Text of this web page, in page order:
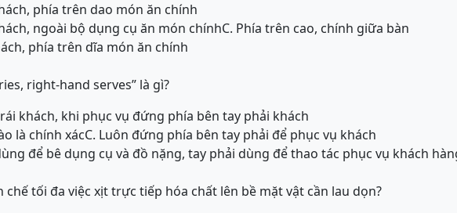
phía trên dao món ăn chính
ngoài bộ dụng cụ ăn món chínhC. Phía trên cao, chính giữa bàn
phía trên dĩa món ăn chính
right-hand serves” là gì?
khách, khi phục vụ đứng phía bên tay phải khách
là chính xácC. Luôn đứng phía bên tay phải để phục vụ khách
để bê dụng cụ và đồ nặng, tay phải dùng để thao tác phục vụ khách
chế tối đa việc xịt trực tiếp hóa chất lên bề mặt vật cần lau dọn?